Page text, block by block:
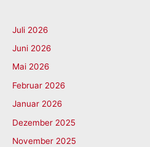
Juli 2026
Juni 2026
Mai 2026
Februar 2026
Januar 2026
Dezember 2025
November 2025